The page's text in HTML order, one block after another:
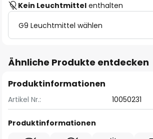
Kein Leuchtmittel enthalten
G9 Leuchtmittel wählen
Ähnliche Produkte entdecken
Produktinformationen
Artikel Nr.: 10050231
Produktinformationen